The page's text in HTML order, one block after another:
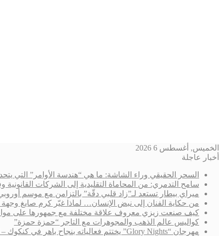
الخميس, أغسطس 6 2026
أخبار عاجلة
السحر الحقيقي وراء الشاشة: ما هي “هندسة الأوامر” التي
سامح التدمري: من المحاماة التقليدية إلى الشركات
ميراي بيطار تستعد لـ”زاد قلبي دقّة” بالتزامن مع موسم
من حكاية الفنان إلى نبض الإنسان… لماذا غيّر كرم صايغ
كيف صنعت زيزي معروف علاقة مختلفة مع جمهورها على
كواليس عالم الذهب والمجوهرات مع التاجر “حمزة حمزة”
مهرجان “Glory Nights” يختتم فعالياته بنجاح باهر في كنكوك – المكسيك